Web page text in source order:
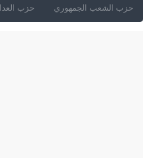
حزب حزب الشعب الجمهوري